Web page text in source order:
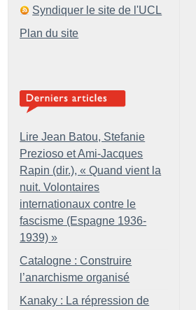
Syndiquer le site de l'UCL
Plan du site
Lire Jean Batou, Stefanie
Prezioso et Ami-Jacques
Rapin (dir.), « Quand vient la
nuit. Volontaires
internationaux contre le
fascisme (Espagne 1936-
1939) »
Catalogne : Construire
l’anarchisme organisé
Kanaky : La répression de